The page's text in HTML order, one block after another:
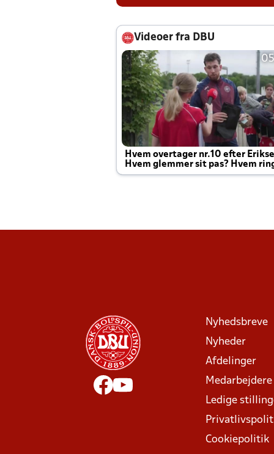
Videoer fra DBU
Hvem overtager nr.10 efter
Hvem glemmer sit pas? Hvem
Joachim altid til efter kampe?
Nyhedsbreve
Nyheder
Afdelinger
Medarbejdere
Ledige
Cookiepolitik